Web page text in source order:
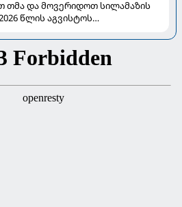
თმა და მოვერიდოთ სილამაზის
წლის აგვისტოს